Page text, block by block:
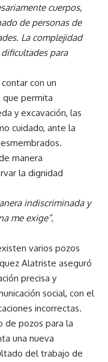
cuerpos,
de personas de
La complejidad
para
con un
que permita
y excavación, las
cuidado, ante la
manera
la dignidad
indiscriminada y
me exige”,
varios pozos
Alatriste aseguró
precisa y
social, con el
incorrectas.
de pozos para la
una nueva
del trabajo de